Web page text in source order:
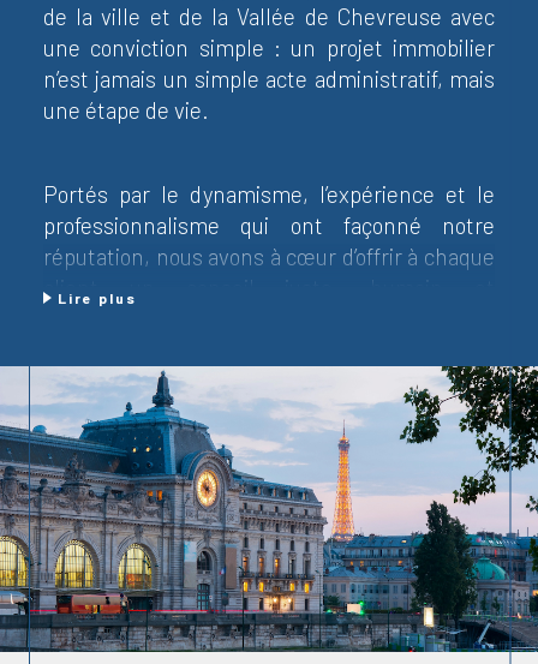
de la ville et de la Vallée de Chevreuse avec
une conviction simple : un projet immobilier
n’est jamais un simple acte administratif, mais
une étape de vie.
Portés par le dynamisme, l’expérience et le
professionnalisme qui ont façonné notre
réputation, nous avons à cœur d’offrir à chaque
client un conseil juste, humain et
Sylvie Salotti-Lacam, Pascal Lacam et
Stéphane Martin mettent au service de votre
projet leur connaissance fine du territoire et
une vision construite au fil des années,
patiemment, comme on bâtit une relation de
confiance.
Lire plus